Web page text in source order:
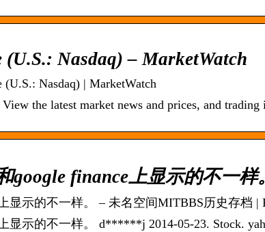
Nasdaq) – MarketWatch
Nasdaq) | MarketWatch
the latest market news and prices, and trading
google finance上显示的不一样。
显示的不一样。 – 未名空间MITBBS历史存档 |
显示的不一样。 d******j 2014-05-23. Stock.